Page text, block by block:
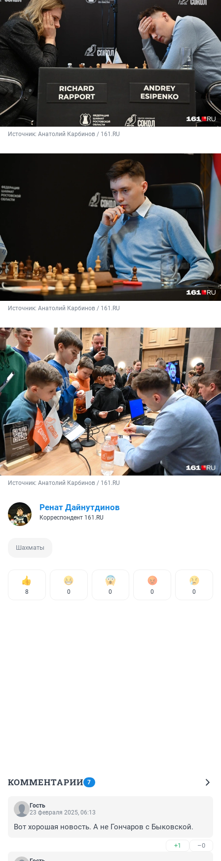
Источник: Анатолий Карбинов / 161.RU
Источник: Анатолий Карбинов / 161.RU
Источник: Анатолий Карбинов / 161.RU
Ренат Дайнутдинов
Корреспондент 161.RU
Шахматы
8 0 0 0 0
КОММЕНТАРИИ 7
Гость
23 февраля 2025, 06:13
Вот хорошая новость. А не Гончаров с Быковской.
+1 –0